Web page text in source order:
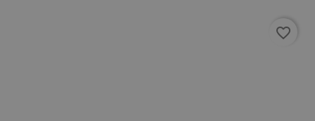
favorite_border